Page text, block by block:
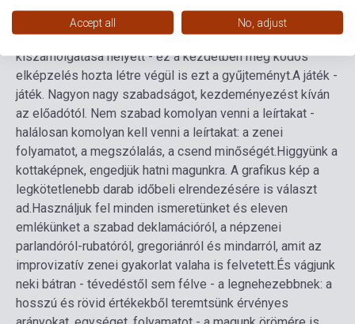
közlekedés az egész billentyűzeten mindjárt a tanulás
kezdetén, hangok körülményes kikeresése ritmusok
kiszámolgatása helyett - ez a kezdetben még ködös
elképzelés hozta létre végül is ezt a gyűjteményt.A játék -
játék. Nagyon nagy szabadságot, kezdeményezést kíván
az előadótól. Nem szabad komolyan venni a leírtakat -
halálosan komolyan kell venni a leírtakat: a zenei
folyamatot, a megszólalás, a csend minőségét.Higgyünk a
kottaképnek, engedjük hatni magunkra. A grafikus kép a
legkötetlenebb darab időbeli elrendezésére is választ
ad.Használjuk fel minden ismeretünket és eleven
emlékünket a szabad deklamációról, a népzenei
parlandóról-rubatóról, gregoriánról és mindarról, amit az
improvizatív zenei gyakorlat valaha is felvetett.És vágjunk
neki bátran - tévedéstől sem félve - a legnehezebbnek: a
hosszú és rövid értékekből teremtsünk érvényes
Accept all No, adjust